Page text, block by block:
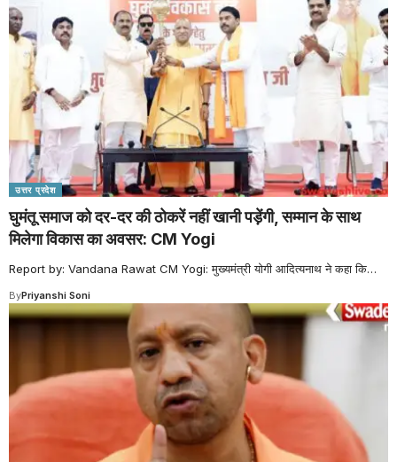
उत्तर प्रदेश
घुमंतू समाज को दर-दर की ठोकरें नहीं खानी पड़ेंगी, सम्मान के साथ
मिलेगा विकास का अवसर: CM Yogi
Report by: Vandana Rawat CM Yogi: मुख्यमंत्री योगी आदित्यनाथ ने कहा कि…
ByPriyanshi Soni